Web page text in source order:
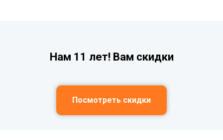
Нам 11 лет! Вам скидки
Посмотреть скидки